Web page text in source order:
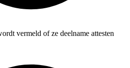
vermeld of ze deelname attesten